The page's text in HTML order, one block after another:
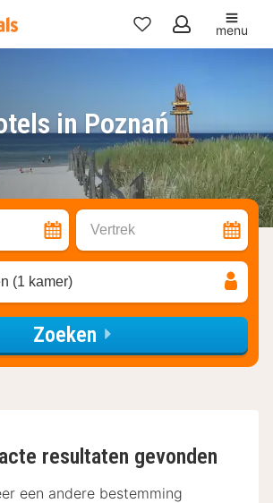
Mijn
menu
in Poznań
Vertrek
(1 kamer)
Zoeken
resultaten gevonden
een andere bestemming